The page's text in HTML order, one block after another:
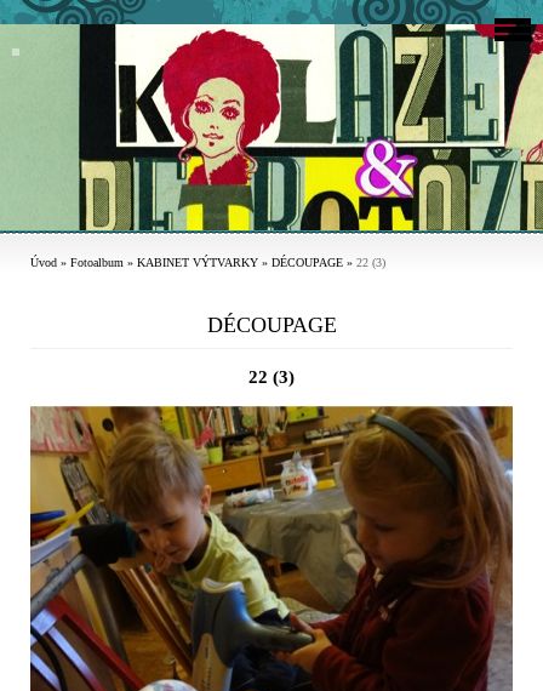
Úvod » Fotoalbum » KABINET VÝTVARKY » DÉCOUPAGE » 22 (3)
DÉCOUPAGE
22 (3)